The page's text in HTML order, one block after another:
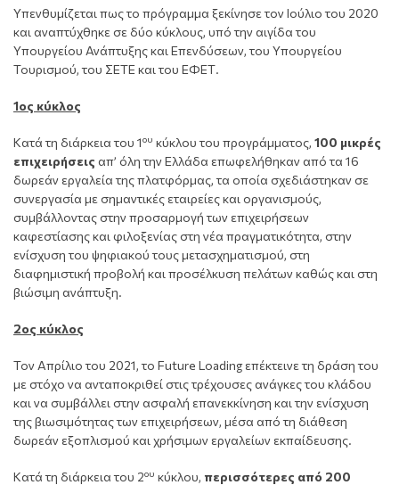
Υπενθυμίζεται πως το πρόγραμμα ξεκίνησε τον Ιούλιο του 2020
και αναπτύχθηκε σε δύο κύκλους, υπό την αιγίδα του
Υπουργείου Ανάπτυξης και Επενδύσεων, του Υπουργείου
Τουρισμού, του ΣΕΤΕ και του ΕΦΕΤ.
1ος κύκλος
Κατά τη διάρκεια του 1ου κύκλου του προγράμματος, 100 μικρές
επιχειρήσεις απ’ όλη την Ελλάδα επωφελήθηκαν από τα 16
δωρεάν εργαλεία της πλατφόρμας, τα οποία σχεδιάστηκαν σε
συνεργασία με σημαντικές εταιρείες και οργανισμούς,
συμβάλλοντας στην προσαρμογή των επιχειρήσεων
καφεστίασης και φιλοξενίας στη νέα πραγματικότητα, στην
ενίσχυση του ψηφιακού τους μετασχηματισμού, στη
διαφημιστική προβολή και προσέλκυση πελάτων καθώς και στη
βιώσιμη ανάπτυξη.
2ος κύκλος
Τον Απρίλιο του 2021, το Future Loading επέκτεινε τη δράση του
με στόχο να ανταποκριθεί στις τρέχουσες ανάγκες του κλάδου
και να συμβάλλει στην ασφαλή επανεκκίνηση και την ενίσχυση
της βιωσιμότητας των επιχειρήσεων, μέσα από τη διάθεση
δωρεάν εξοπλισμού και χρήσιμων εργαλείων εκπαίδευσης.
Κατά τη διάρκεια του 2ου κύκλου, περισσότερες από 200